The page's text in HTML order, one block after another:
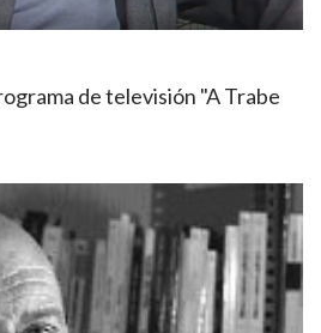
de televisión "A Trabe